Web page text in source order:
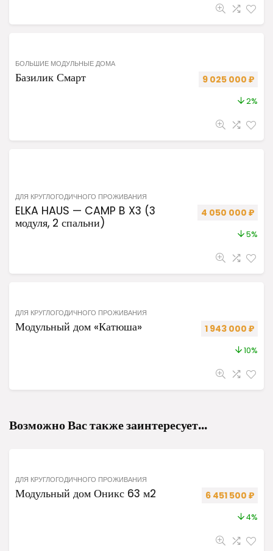
БОЛЬШИЕ МОДУЛЬНЫЕ ДОМА
Базилик Смарт 9 025 000 ₽
2%
ДЛЯ КРУГЛОГОДИЧНОГО ПРОЖИВАНИЯ
ELKA HAUS — CAMP B X3 (3
модуля, 2 спальни)
4 050 000 ₽
5%
ДЛЯ КРУГЛОГОДИЧНОГО ПРОЖИВАНИЯ
Модульный дом «Катюша» 1 943 000 ₽
10%
Возможно Вас также заинтересует…
ДЛЯ КРУГЛОГОДИЧНОГО ПРОЖИВАНИЯ
Модульный дом Оникс 63 м2 6 451 500 ₽
4%